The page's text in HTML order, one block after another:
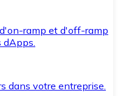
ramp et d'off-ramp
dApps.
dans votre entreprise.